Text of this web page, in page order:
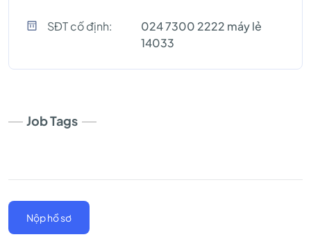
SĐT cố định:
024 7300 2222 máy lẻ
14033
Job Tags
Nộp hồ sơ